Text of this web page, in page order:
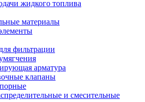
жидкого топлива
материалы
фильтрации
арматура
клапаны
и смесительные